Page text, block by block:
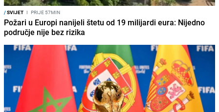
/SVIJET I PRIJE 57MIN
Požari u Europi nanijeli štetu od 19 milijardi eura: Nijedno
područje nije bez rizika